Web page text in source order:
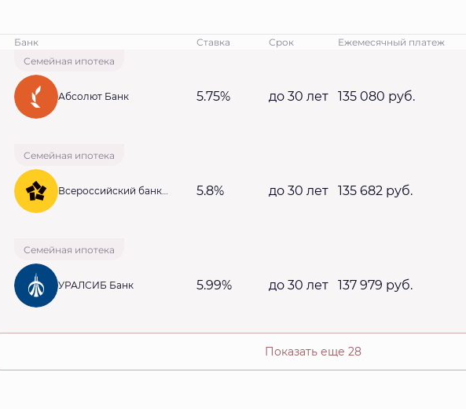
Банк Ставка Срок
Ежемесячный платеж
Семейная ипотека
Абсолют Банк 5.75% до 30 лет 135 080 руб.
Семейная ипотека
Всероссийский банк
5.8% до 30 лет 135 682 руб.
Семейная ипотека
УРАЛСИБ Банк 5.99% до 30 лет 137 979 руб.
Показать еще 28